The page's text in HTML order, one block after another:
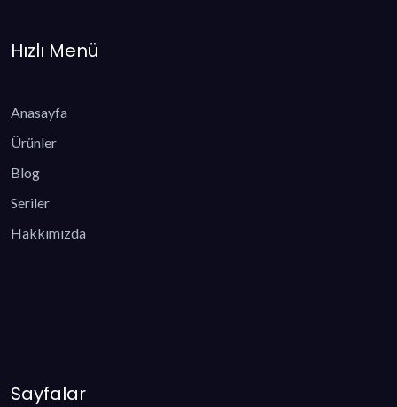
Hızlı Menü
Anasayfa
Ürünler
Blog
Seriler
Hakkımızda
Sayfalar